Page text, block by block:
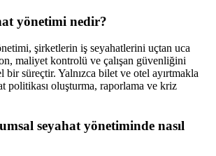
yönetimi nedir?
şirketlerin iş seyahatlerini uçtan uca
maliyet kontrolü ve çalışan güvenliğini
bir süreçtir. Yalnızca bilet ve otel ayırtmakla
politikası oluşturma, raporlama ve kriz
seyahat yönetiminde nasıl